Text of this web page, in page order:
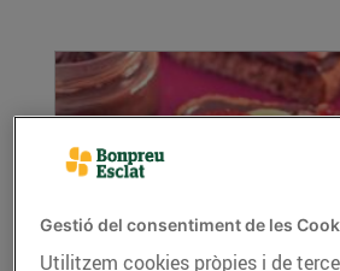
Gestió del consentiment de les
Utilitzem cookies pròpies i de